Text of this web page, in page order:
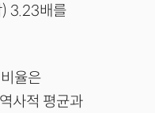
) 3.23배를
율은
사적 평균과